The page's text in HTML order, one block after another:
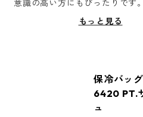
意識の高い方にもぴったりです。
もっと見る
保冷バッ
6420 PT.
ュ